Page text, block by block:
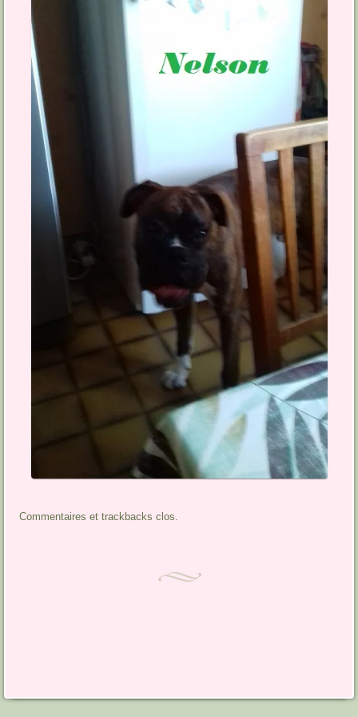
Commentaires et trackbacks clos.